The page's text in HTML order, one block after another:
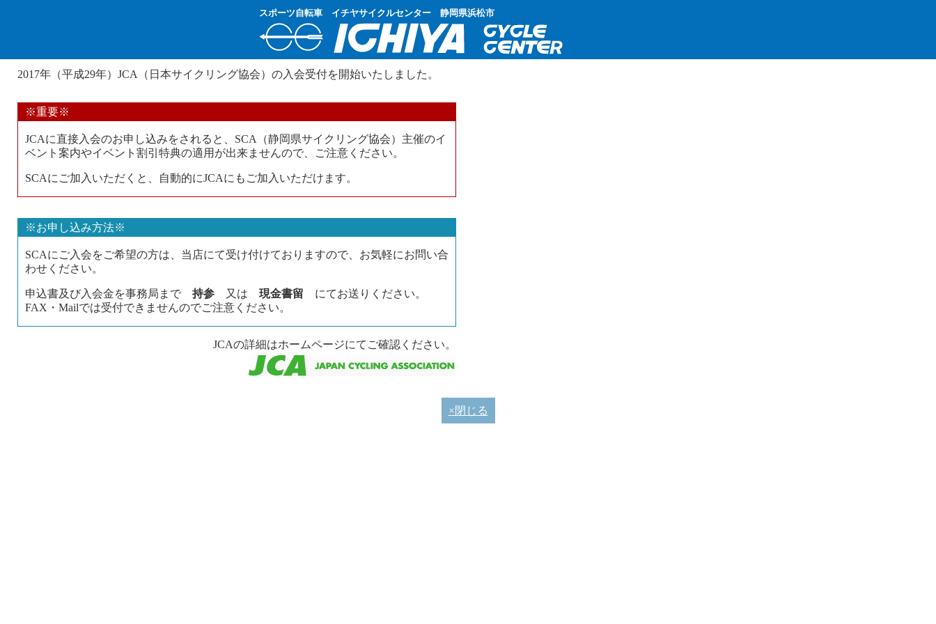
スポーツ自転車 イチヤサイクルセンター 静岡県浜松市
【SCA事務局】 2017年 JCA入会受付開始！！
2017年（平成29年）JCA（日本サイクリング協会）の入会受付を開始いたしました。
※重要※
JCAに直接入会のお申し込みをされると、SCA（静岡県サイクリング協会）主催のイ
ベント案内やイベント割引特典の適用が出来ませんので、ご注意ください。
SCAにご加入いただくと、自動的にJCAにもご加入いただけます。
※お申し込み方法※
SCAにご入会をご希望の方は、当店にて受け付けておりますので、お気軽にお問い合
わせください。
申込書及び入会金を事務局まで 持参 又は 現金書留 にてお送りください。
FAX・Mailでは受付できませんのでご注意ください。
JCAの詳細はホームページにてご確認ください。
×閉じる